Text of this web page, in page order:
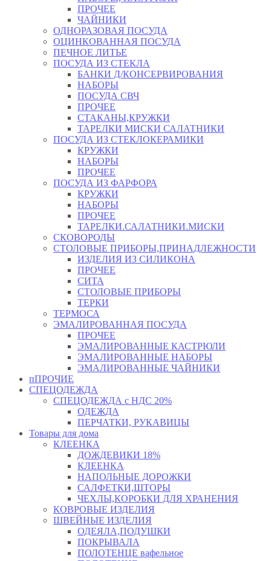
ПРОЧЕЕ
ЧАЙНИКИ
ОДНОРАЗОВАЯ ПОСУДА
ОЦИНКОВАННАЯ ПОСУДА
ПЕЧНОЕ ЛИТЬЕ
ПОСУДА ИЗ СТЕКЛА
БАНКИ Д/КОНСЕРВИРОВАНИЯ
НАБОРЫ
ПОСУДА СВЧ
ПРОЧЕЕ
СТАКАНЫ,КРУЖКИ
ТАРЕЛКИ МИСКИ САЛАТНИКИ
ПОСУДА ИЗ СТЕКЛОКЕРАМИКИ
КРУЖКИ
НАБОРЫ
ПРОЧЕЕ
ПОСУДА ИЗ ФАРФОРА
КРУЖКИ
НАБОРЫ
ПРОЧЕЕ
ТАРЕЛКИ.САЛАТНИКИ.МИСКИ
СКОВОРОДЫ
СТОЛОВЫЕ ПРИБОРЫ,ПРИНАДЛЕЖНОСТИ
ИЗДЕЛИЯ ИЗ СИЛИКОНА
ПРОЧЕЕ
СИТА
СТОЛОВЫЕ ПРИБОРЫ
ТЕРКИ
ТЕРМОСА
ЭМАЛИРОВАННАЯ ПОСУДА
ПРОЧЕЕ
ЭМАЛИРОВАННЫЕ КАСТРЮЛИ
ЭМАЛИРОВАННЫЕ НАБОРЫ
ЭМАЛИРОВАННЫЕ ЧАЙНИКИ
пПРОЧИЕ
СПЕЦОДЕЖДА
СПЕЦОДЕЖДА с НДС 20%
ОДЕЖДА
ПЕРЧАТКИ, РУКАВИЦЫ
Товары для дома
КЛЕЕНКА
ДОЖДЕВИКИ 18%
КЛЕЕНКА
НАПОЛЬНЫЕ ДОРОЖКИ
САЛФЕТКИ,ШТОРЫ
ЧЕХЛЫ,КОРОБКИ ДЛЯ ХРАНЕНИЯ
КОВРОВЫЕ ИЗДЕЛИЯ
ШВЕЙНЫЕ ИЗДЕЛИЯ
ОДЕЯЛА,ПОДУШКИ
ПОКРЫВАЛА
ПОЛОТЕНЦЕ вафельное